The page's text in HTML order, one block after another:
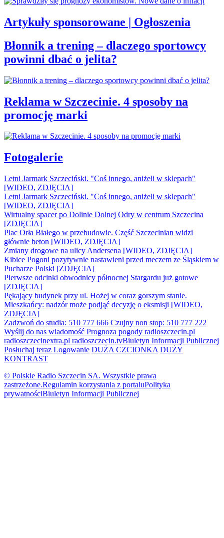
Artykuły sponsorowane | Ogłoszenia
Błonnik a trening – dlaczego sportowcy
powinni dbać o jelita?
Reklama w Szczecinie. 4 sposoby na
promocję marki
Fotogalerie
Letni Jarmark Szczeciński. "Coś innego, aniżeli w sklepach"
[WIDEO, ZDJĘCIA]
Letni Jarmark Szczeciński. "Coś innego, aniżeli w sklepach"
[WIDEO, ZDJĘCIA]
Wirtualny spacer po Dolinie Dolnej Odry w centrum Szczecina
[ZDJĘCIA]
Plac Orła Białego w przebudowie. Część Szczecinian widzi
głównie beton [WIDEO, ZDJĘCIA]
Zmiany drogowe na ulicy Andersena [WIDEO, ZDJĘCIA]
Kibice Pogoni pozytywnie nastawieni przed meczem ze Śląskiem w
Pucharze Polski [ZDJĘCIA]
Pierwsze odcinki obwodnicy północnej Stargardu już gotowe
[ZDJĘCIA]
Pękający budynek przy ul. Hożej w coraz gorszym stanie.
Mieszkańcy: nadzór może podjąć decyzję o eksmisji [WIDEO,
ZDJĘCIA]
Zadzwoń do studia: 510 777 666 Czujny non stop: 510 777 222
Wyślij do nas wiadomość Prognoza pogody radioszczecin.pl
radioszczecinextra.pl radioszczecin.tvBiuletyn Informacji Publicznej
Posłuchaj teraz Logowanie DUŻA CZCIONKA DUŻY
KONTRAST
© Polskie Radio Szczecin SA. Wszystkie prawa
zastrzeżone.Regulamin korzystania z portaluPolityka
prywatnościBiuletyn Informacji Publicznej